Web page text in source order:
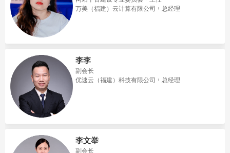
万美（福建）云计算有限公司
总经理
李李
副会长
优速云（福建）科技有限公司
总经理
李文举
副会长